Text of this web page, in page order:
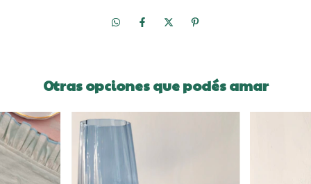
Otras opciones que podés amar